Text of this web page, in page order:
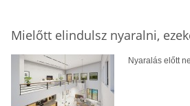
Mielőtt elindulsz nyaralni,
Nyaralás előtt